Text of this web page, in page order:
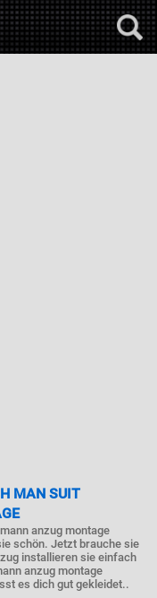
MAN SUIT
anzug montage
schön. Jetzt brauche sie
installieren sie einfach
anzug montage
es dich gut gekleidet..